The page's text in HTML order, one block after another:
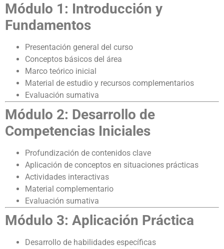
Módulo 1: Introducción y
Fundamentos
Presentación general del curso
Conceptos básicos del área
Marco teórico inicial
Material de estudio y recursos complementarios
Evaluación sumativa
Módulo 2: Desarrollo de
Competencias Iniciales
Profundización de contenidos clave
Aplicación de conceptos en situaciones prácticas
Actividades interactivas
Material complementario
Evaluación sumativa
Módulo 3: Aplicación Práctica
Desarrollo de habilidades específicas